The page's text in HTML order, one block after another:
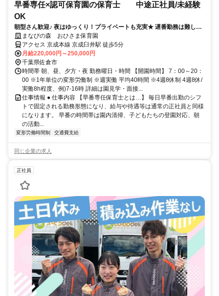
早番専任×認可保育園の保育士 中途正社員/未経験
OK
朝型さん歓迎♪ 夜はゆっくり！プライベートも充実★ 遅番勤務は難しい
けど正社員で働きたい方！
まなびの森 おひさま保育園
アクセス 京成本線 京成臼井駅 徒歩5分
月給220,000円～250,000円
千葉県佐倉市
時間帯 朝、昼、夕方・夜 勤務曜日・時間 【開園時間】 7：00～20：
00 ※1年単位の変形労働制 ※週実働 平均40時間 ※4週8休制 4週8休/
実働8h程度、例)7-16時 詳細は園見学・面接...
仕事情報 ● 仕事内容 【早番専任保育士とは…】 毎日早番出勤のシフ
トで固定される勤務形態になり、給与や待遇等は通常の正社員と同様
になります。 早番の時間帯は園内清掃、子どもたちの登園対応、朝
の活動...
変形労働時間制 交通費支給
同じ企業の求人
正社員